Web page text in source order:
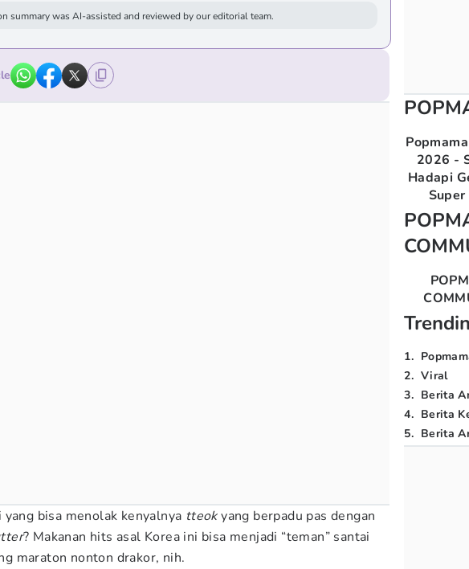
summary was AI-assisted and reviewed by our editorial team.
yang bisa menolak kenyalnya tteokyang berpadu pas dengan
? Makanan hits asal Korea ini bisa menjadi “teman” santai
maraton nonton drakor, nih.
2026 -
Hadapi
1.
2. Viral
3. Berita
4. Berita
5. Berita